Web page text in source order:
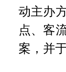
动主办
点、客
案，并